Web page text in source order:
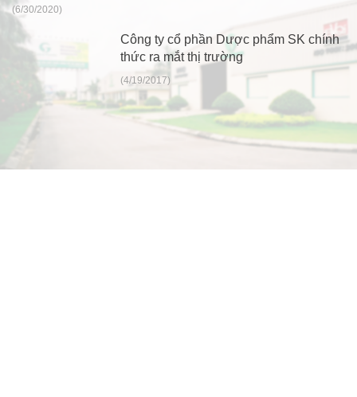
(6/30/2020)
Công ty cổ phần Dược phẩm SK chính
thức ra mắt thị trường
(4/19/2017)